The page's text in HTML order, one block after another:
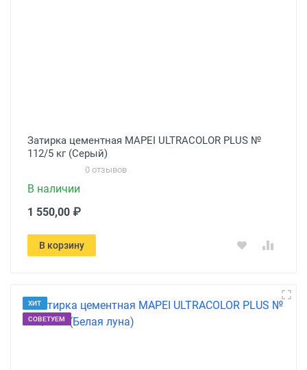
Затирка цементная MAPEI ULTRACOLOR PLUS №
112/5 кг (Серый)
0 отзывов
В наличии
1 550,00 ₽
В корзину
ХИТ
СОВЕТУЕМ